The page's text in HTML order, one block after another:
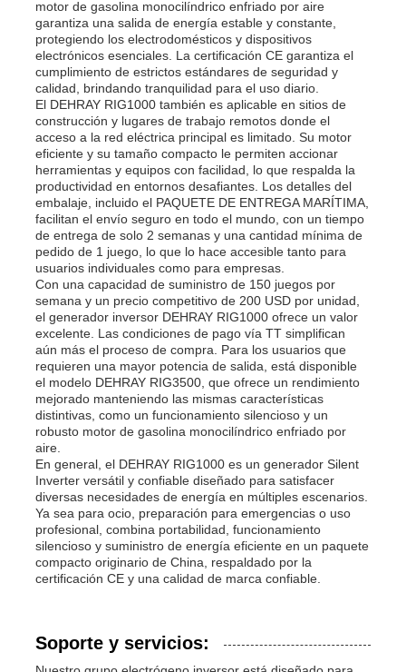
motor de gasolina monocilíndrico enfriado por aire
garantiza una salida de energía estable y constante,
protegiendo los electrodomésticos y dispositivos
electrónicos esenciales. La certificación CE garantiza el
cumplimiento de estrictos estándares de seguridad y
calidad, brindando tranquilidad para el uso diario.
El DEHRAY RIG1000 también es aplicable en sitios de
construcción y lugares de trabajo remotos donde el
acceso a la red eléctrica principal es limitado. Su motor
eficiente y su tamaño compacto le permiten accionar
herramientas y equipos con facilidad, lo que respalda la
productividad en entornos desafiantes. Los detalles del
embalaje, incluido el PAQUETE DE ENTREGA MARÍTIMA,
facilitan el envío seguro en todo el mundo, con un tiempo
de entrega de solo 2 semanas y una cantidad mínima de
pedido de 1 juego, lo que lo hace accesible tanto para
usuarios individuales como para empresas.
Con una capacidad de suministro de 150 juegos por
semana y un precio competitivo de 200 USD por unidad,
el generador inversor DEHRAY RIG1000 ofrece un valor
excelente. Las condiciones de pago vía TT simplifican
aún más el proceso de compra. Para los usuarios que
requieren una mayor potencia de salida, está disponible
el modelo DEHRAY RIG3500, que ofrece un rendimiento
mejorado manteniendo las mismas características
distintivas, como un funcionamiento silencioso y un
robusto motor de gasolina monocilíndrico enfriado por
aire.
En general, el DEHRAY RIG1000 es un generador Silent
Inverter versátil y confiable diseñado para satisfacer
diversas necesidades de energía en múltiples escenarios.
Ya sea para ocio, preparación para emergencias o uso
profesional, combina portabilidad, funcionamiento
silencioso y suministro de energía eficiente en un paquete
compacto originario de China, respaldado por la
certificación CE y una calidad de marca confiable.
Soporte y servicios: